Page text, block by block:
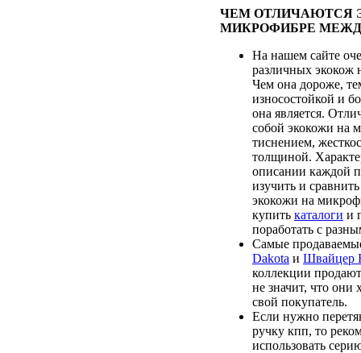
ЧЕМ ОТЛИЧАЮТСЯ
МИКРОФИБРЕ
На нашем сайте
различных экокож
Чем она дороже,
износостойкой и
она является.
собой экокожи на
тиснением,
толщиной.
описании каждой
изучить и
экокожи на
купить каталоги и
поработать с
Самые
Dakota и Швайцер
коллекции
не значит, что
свой покупатель.
Если нужно
ручку кпп, то
использовать